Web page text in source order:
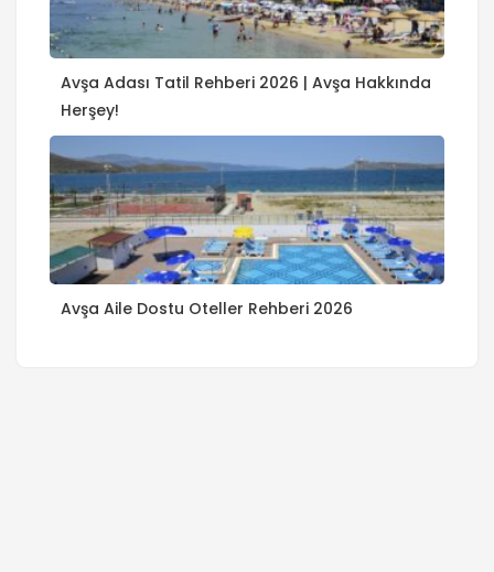
Avşa Adası Tatil Rehberi 2026 | Avşa Hakkında
Herşey!
Avşa Aile Dostu Oteller Rehberi 2026